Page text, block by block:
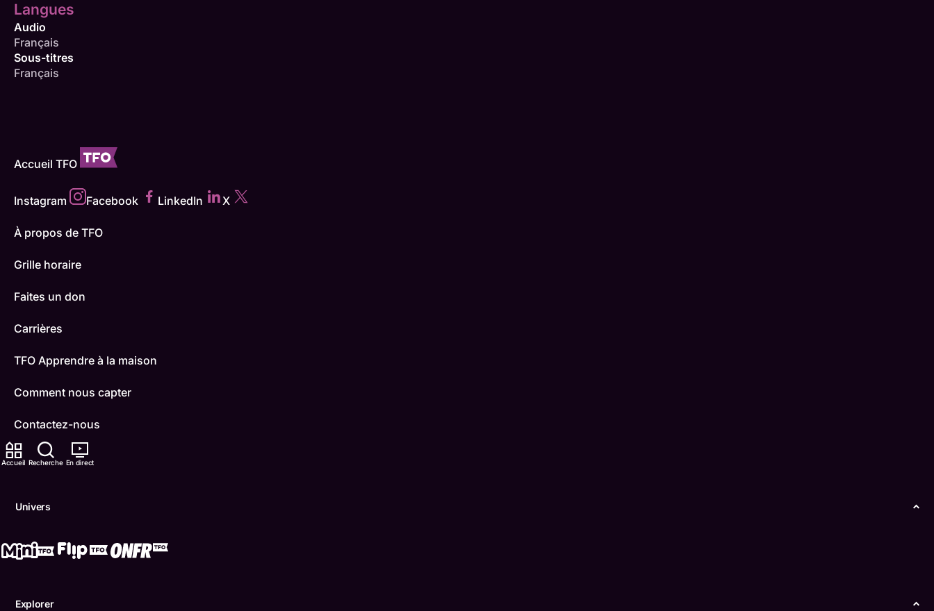
Accueil Recherche En direct
Univers
Explorer
Langues
Audio
Français
Sous-titres
Français
Accueil TFO
Instagram Facebook LinkedIn X
À propos de TFO
Grille horaire
Faites un don
Carrières
TFO Apprendre à la maison
Comment nous capter
Contactez-nous
ONFR
Conditions d'utilisation